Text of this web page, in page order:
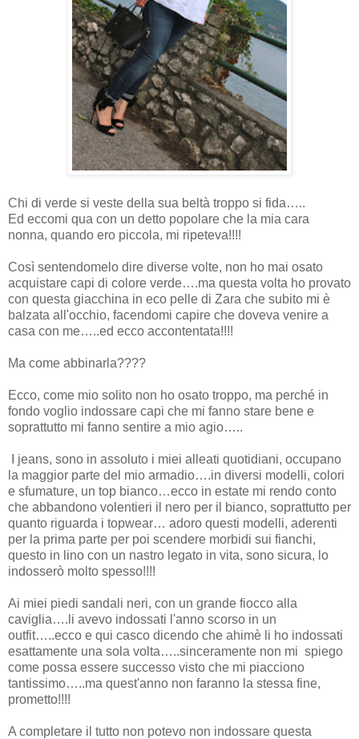
Chi di verde si veste della sua beltà troppo si fida…..
Ed eccomi qua con un detto popolare che la mia cara
nonna, quando ero piccola, mi ripeteva!!!!
Così sentendomelo dire diverse volte, non ho mai osato
acquistare capi di colore verde….ma questa volta ho provato
con questa giacchina in eco pelle di Zara che subito mi è
balzata all'occhio, facendomi capire che doveva venire a
casa con me…..ed ecco accontentata!!!!
Ma come abbinarla????
Ecco, come mio solito non ho osato troppo, ma perché in
fondo voglio indossare capi che mi fanno stare bene e
soprattutto mi fanno sentire a mio agio…..
I jeans, sono in assoluto i miei alleati quotidiani, occupano
la maggior parte del mio armadio….in diversi modelli, colori
e sfumature, un top bianco…ecco in estate mi rendo conto
che abbandono volentieri il nero per il bianco, soprattutto per
quanto riguarda i topwear… adoro questi modelli, aderenti
per la prima parte per poi scendere morbidi sui fianchi,
questo in lino con un nastro legato in vita, sono sicura, lo
indosserò molto spesso!!!!
Ai miei piedi sandali neri, con un grande fiocco alla
caviglia….li avevo indossati l'anno scorso in un
outfit…..ecco e qui casco dicendo che ahimè li ho indossati
esattamente una sola volta…..sinceramente non mi spiego
come possa essere successo visto che mi piacciono
tantissimo…..ma quest'anno non faranno la stessa fine,
prometto!!!!
A completare il tutto non potevo non indossare questa